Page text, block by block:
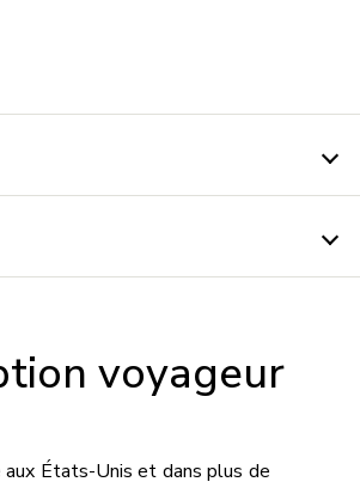
voyageur
aux États-Unis et dans plus de